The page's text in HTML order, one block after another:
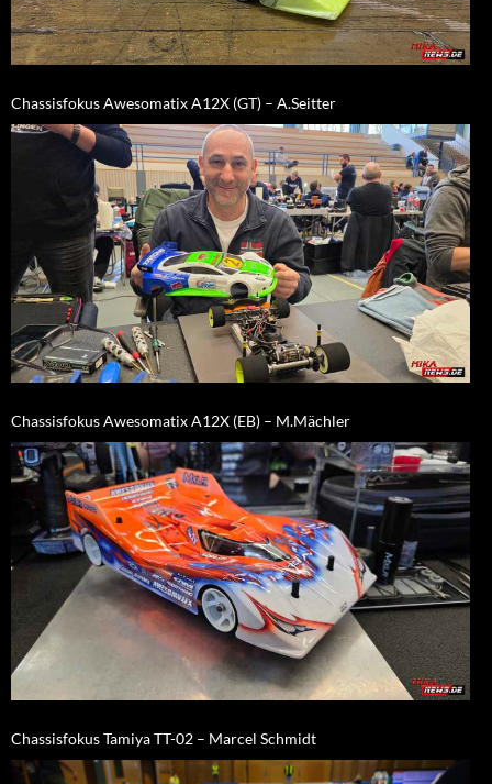
Chassisfokus Awesomatix A12X (GT) – A.Seitter
Chassisfokus Awesomatix A12X (EB) – M.Mächler
Chassisfokus Tamiya TT-02 – Marcel Schmidt